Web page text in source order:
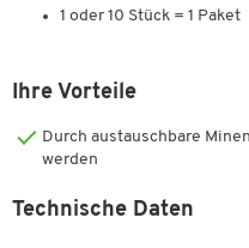
1 oder 10 Stück = 1 Paket
Ihre Vorteile
Durch austauschbare
werden
Technische Daten